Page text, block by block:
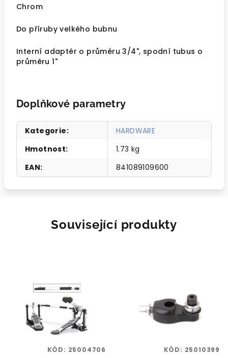
Chrom
Do příruby velkého bubnu
Interní adaptér o průměru 3/4", spodní tubus o
průměru 1"
Doplňkové parametry
Kategorie:
HARDWARE
Hmotnost:
1.73 kg
EAN: 841089109600
Související produkty
KÓD: 25004706 KÓD: 25010399